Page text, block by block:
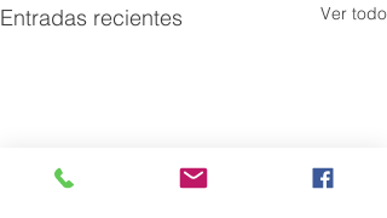
Entradas recientes Ver todo